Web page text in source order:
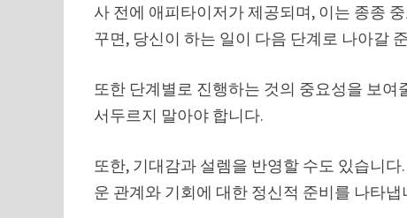
사 전에 애피타이저가 제공되며, 이는 종종
꾸면, 당신이 하는 일이 다음 단계로 나아갈
또한 단계별로 진행하는 것의 중요성을 보
서두르지 말아야 합니다.
또한, 기대감과 설렘을 반영할 수도 있습니
운 관계와 기회에 대한 정신적 준비를 나타냅